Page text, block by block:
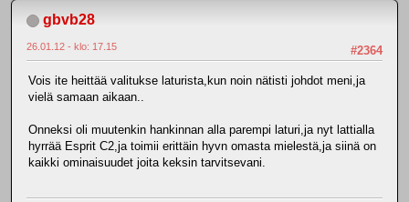
gbvb28
#2364
26.01.12 - klo: 17.15
Vois ite heittää valitukse laturista,kun noin nätisti johdot meni,ja
vielä samaan aikaan..
Onneksi oli muutenkin hankinnan alla parempi laturi,ja nyt lattialla
hyrrää Esprit C2,ja toimii erittäin hyvn omasta mielestä,ja siinä on
kaikki ominaisuudet joita keksin tarvitsevani.